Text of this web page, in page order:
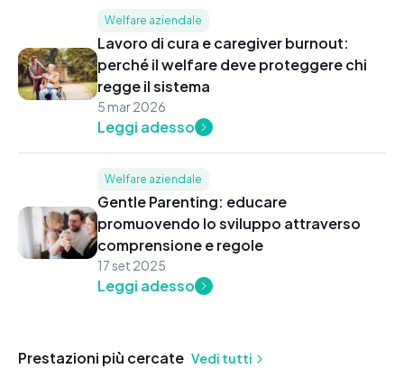
Welfare aziendale
Lavoro di cura e caregiver burnout:
perché il welfare deve proteggere chi
regge il sistema
5 mar 2026
Leggi adesso
Welfare aziendale
Gentle Parenting: educare
promuovendo lo sviluppo attraverso
comprensione e regole
17 set 2025
Leggi adesso
Prestazioni più cercate Vedi tutti